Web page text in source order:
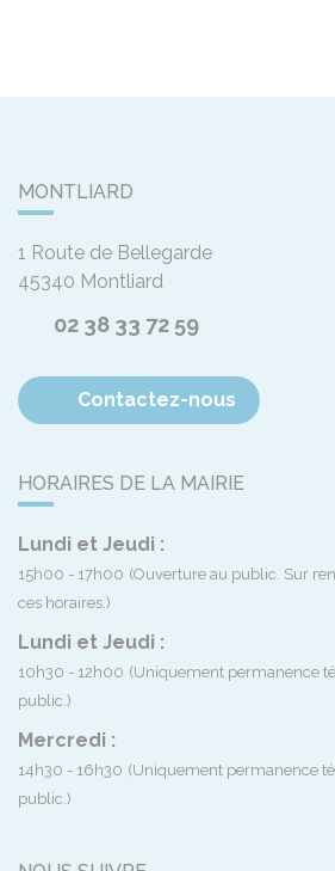
MONTLIARD
1 Route de Bellegarde
45340 Montliard
02 38 33 72 59
Contactez-nous
HORAIRES DE LA MAIRIE
Lundi et Jeudi :
15h00 - 17h00 (Ouverture au public. Sur
ces horaires.)
Lundi et Jeudi :
10h30 - 12h00 (Uniquement permanence
public.)
Mercredi :
14h30 - 16h30 (Uniquement permanence
public.)